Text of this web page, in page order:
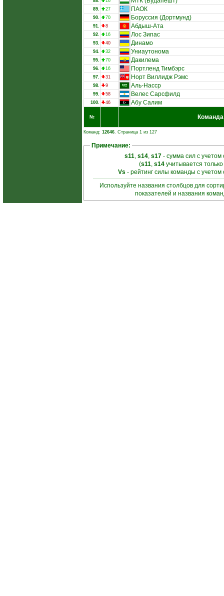
89. 27 ПАОК
90. 70 Боруссия (Дортмунд)
91. 8 Абдыш-Ата
92. 16 Лос Зипас
93. 40 Динамо
94. 32 Униаутонома
95. 70 Дакилема
96. 16 Портленд Тимбэрс
97. 31 Норт Виллидж Рэмс
98. 9 Аль-Насср
99. 58 Велес Сарсфилд
100. 46 Абу Салим
№ Команда
Команд: 12646. Страница 1 из 127
Примечание:
s11, s14, s17- сумма сил с учетом
(s11, s14 учитывается
Vs - рейтинг силы команды с
Используйте названия столбцов для
показателей и названия